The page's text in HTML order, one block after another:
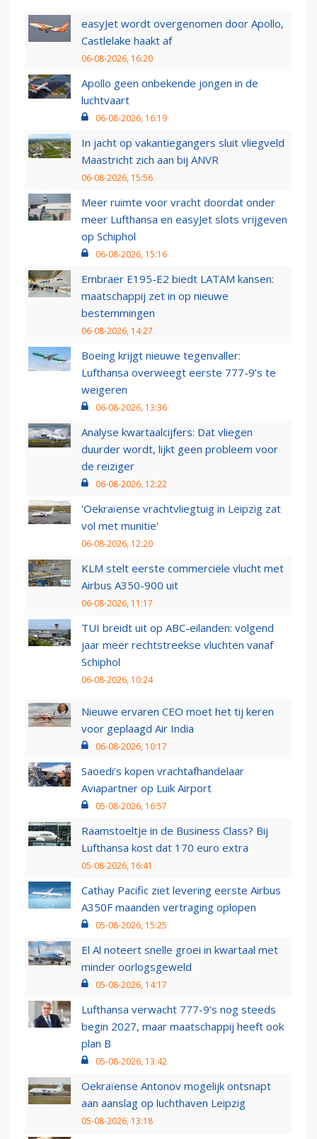
easyJet wordt overgenomen door Apollo,
Castlelake haakt af
06-08-2026, 16:20
Apollo geen onbekende jongen in de
luchtvaart
06-08-2026, 16:19
In jacht op vakantiegangers sluit vliegveld
Maastricht zich aan bij ANVR
06-08-2026, 15:56
Meer ruimte voor vracht doordat onder
meer Lufthansa en easyJet slots vrijgeven
op Schiphol
06-08-2026, 15:16
Embraer E195-E2 biedt LATAM kansen:
maatschappij zet in op nieuwe
bestemmingen
06-08-2026, 14:27
Boeing krijgt nieuwe tegenvaller:
Lufthansa overweegt eerste 777-9’s te
weigeren
06-08-2026, 13:36
Analyse kwartaalcijfers: Dat vliegen
duurder wordt, lijkt geen probleem voor
de reiziger
06-08-2026, 12:22
'Oekraïense vrachtvliegtuig in Leipzig zat
vol met munitie'
06-08-2026, 12:20
KLM stelt eerste commerciële vlucht met
Airbus A350-900 uit
06-08-2026, 11:17
TUI breidt uit op ABC-eilanden: volgend
jaar meer rechtstreekse vluchten vanaf
Schiphol
06-08-2026, 10:24
Nieuwe ervaren CEO moet het tij keren
voor geplaagd Air India
06-08-2026, 10:17
Saoedi’s kopen vrachtafhandelaar
Aviapartner op Luik Airport
05-08-2026, 16:57
Raamstoeltje in de Business Class? Bij
Lufthansa kost dat 170 euro extra
05-08-2026, 16:41
Cathay Pacific ziet levering eerste Airbus
A350F maanden vertraging oplopen
05-08-2026, 15:25
El Al noteert snelle groei in kwartaal met
minder oorlogsgeweld
05-08-2026, 14:17
Lufthansa verwacht 777-9’s nog steeds
begin 2027, maar maatschappij heeft ook
plan B
05-08-2026, 13:42
Oekraïense Antonov mogelijk ontsnapt
aan aanslag op luchthaven Leipzig
05-08-2026, 13:18